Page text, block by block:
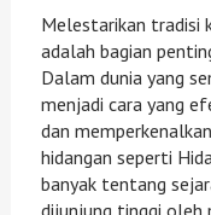
Melestarikan tradisi
adalah bagian
Dalam dunia yang
menjadi cara yang
dan
hidangan seperti
banyak tentang